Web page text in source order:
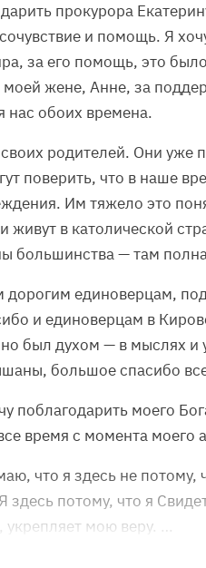
прокурора
и помощь. Я
за его помощь, это
жене, Анне, за
нас обоих времена.
родителей. Они
поверить, что в наше
Им тяжело это
в католической
большинства — там
дорогим единоверцам,
и единоверцам в
был духом — в мыслях и
большое спасибо
поблагодарить моего
время с момента моего
что я здесь не потому,
здесь потому, что я
мою веру. …